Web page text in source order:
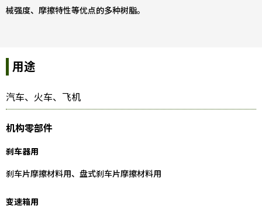
械强度、摩擦特性等优点的多种树脂。
用途
汽车、火车、飞机
机构零部件
刹车器用
刹车片摩擦材料用、盘式刹车片摩擦材料用
变速箱用